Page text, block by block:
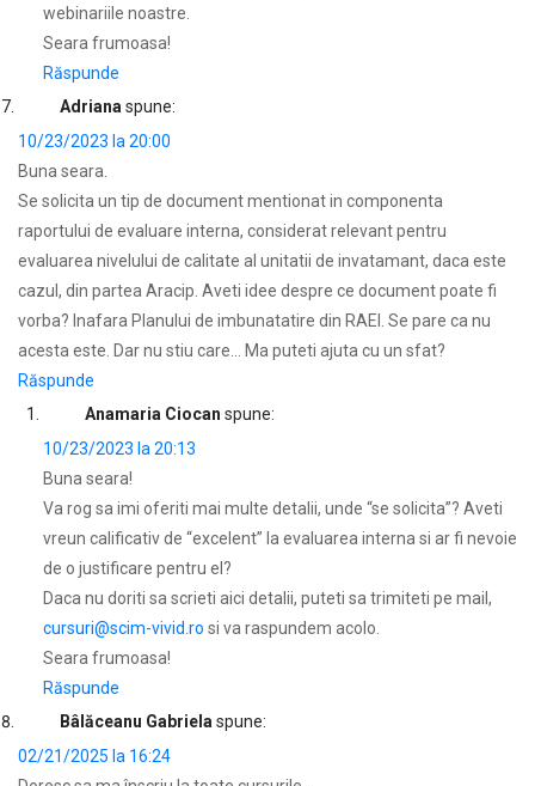
webinariile noastre.
Seara frumoasa!
Răspunde
Adriana spune:
10/23/2023 la 20:00
Buna seara.
Se solicita un tip de document mentionat in componenta
raportului de evaluare interna, considerat relevant pentru
evaluarea nivelului de calitate al unitatii de invatamant, daca este
cazul, din partea Aracip. Aveti idee despre ce document poate fi
vorba? Inafara Planului de imbunatatire din RAEI. Se pare ca nu
acesta este. Dar nu stiu care… Ma puteti ajuta cu un sfat?
Răspunde
Anamaria Ciocan spune:
10/23/2023 la 20:13
Buna seara!
Va rog sa imi oferiti mai multe detalii, unde “se solicita”? Aveti
vreun calificativ de “excelent” la evaluarea interna si ar fi nevoie
de o justificare pentru el?
Daca nu doriti sa scrieti aici detalii, puteti sa trimiteti pe mail,
cursuri@scim-vivid.ro si va raspundem acolo.
Seara frumoasa!
Răspunde
Bâlăceanu Gabriela spune:
02/21/2025 la 16:24